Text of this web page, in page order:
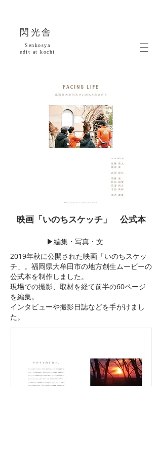
​閃光舎
Senkosya
​edit at kochi
​映画「いのちスケッチ」 公式本
​▶︎編集・写真・文
2019年秋に公開された映画「いのちスケッ
チ」。福岡県大牟田市の地方創生ムービーの
公式本を制作しました。
現場での撮影、取材を経て前半の60ページ
を編集。
インタビューや撮影日誌などを手がけまし
た。